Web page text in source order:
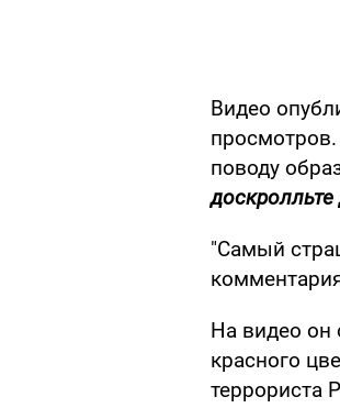
Видео
поводу
"Самый
На видео он
красного
террориста